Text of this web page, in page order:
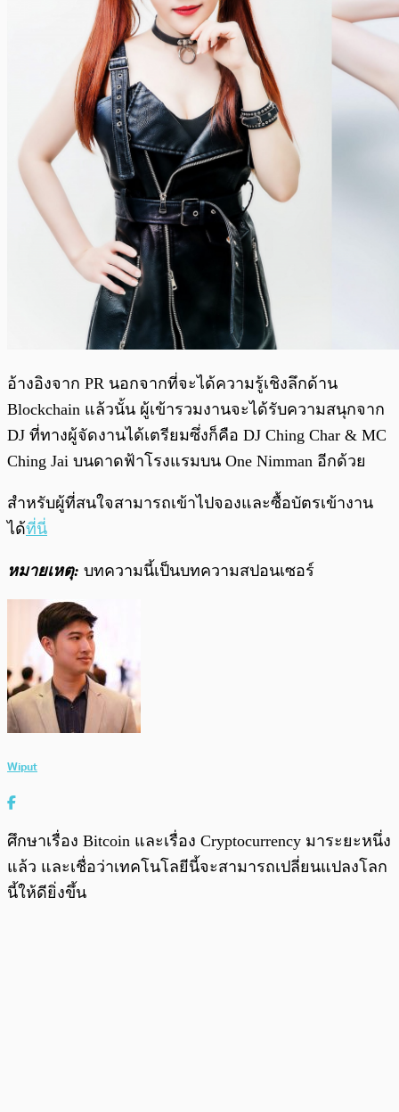
อ้างอิงจาก PR นอกจากที่จะได้ความรู้เชิงลึกด้าน
Blockchain แล้วนั้น ผู้เข้ารวมงานจะได้รับความสนุกจาก
DJ ที่ทางผู้จัดงานได้เตรียมซึ่งก็คือ DJ Ching Char & MC
Ching Jai บนดาดฟ้าโรงแรมบน One Nimman อีกด้วย
สำหรับผู้ที่สนใจสามารถเข้าไปจองและซื้อบัตรเข้างาน
ได้ที่นี่
หมายเหตุ: บทความนี้เป็นบทความสปอนเซอร์
Wiput
ศึกษาเรื่อง Bitcoin และเรื่อง Cryptocurrency มาระยะหนึ่ง
แล้ว และเชื่อว่าเทคโนโลยีนี้จะสามารถเปลี่ยนแปลงโลก
นี้ให้ดียิ่งขึ้น